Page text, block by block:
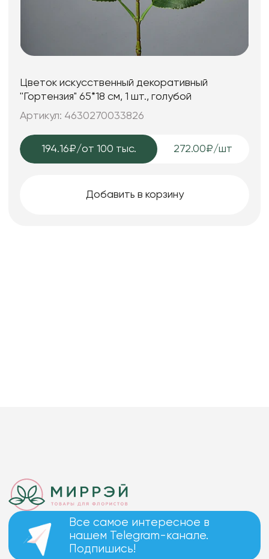
Цветок искусственный декоративный
''Гортензия" 65*18 см, 1 шт., голубой
Артикул: 4630270033826
194.16₽/от 100 тыс. 272.00₽/шт
Добавить в корзину
Все самое интересное в
нашем Telegram-канале.
Подпишись!